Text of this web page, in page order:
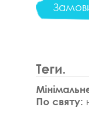
Теги.
По святу: